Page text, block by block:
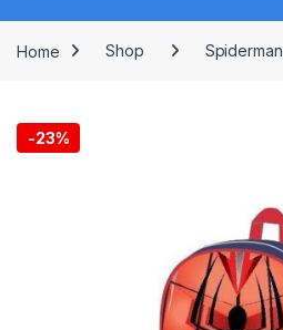
Home Shop Spiderman
-23%